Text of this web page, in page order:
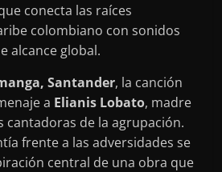
conecta las raíces
colombiano con sonidos
alcance global.
Santander, la canción
a Elianis Lobato, madre
cantadoras de la agrupación.
frente a las adversidades se
central de una obra que